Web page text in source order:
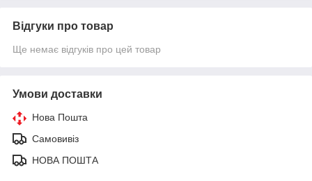
Відгуки про товар
Ще немає відгуків про цей товар
Умови доставки
Нова Пошта
Самовивіз
НОВА ПОШТА